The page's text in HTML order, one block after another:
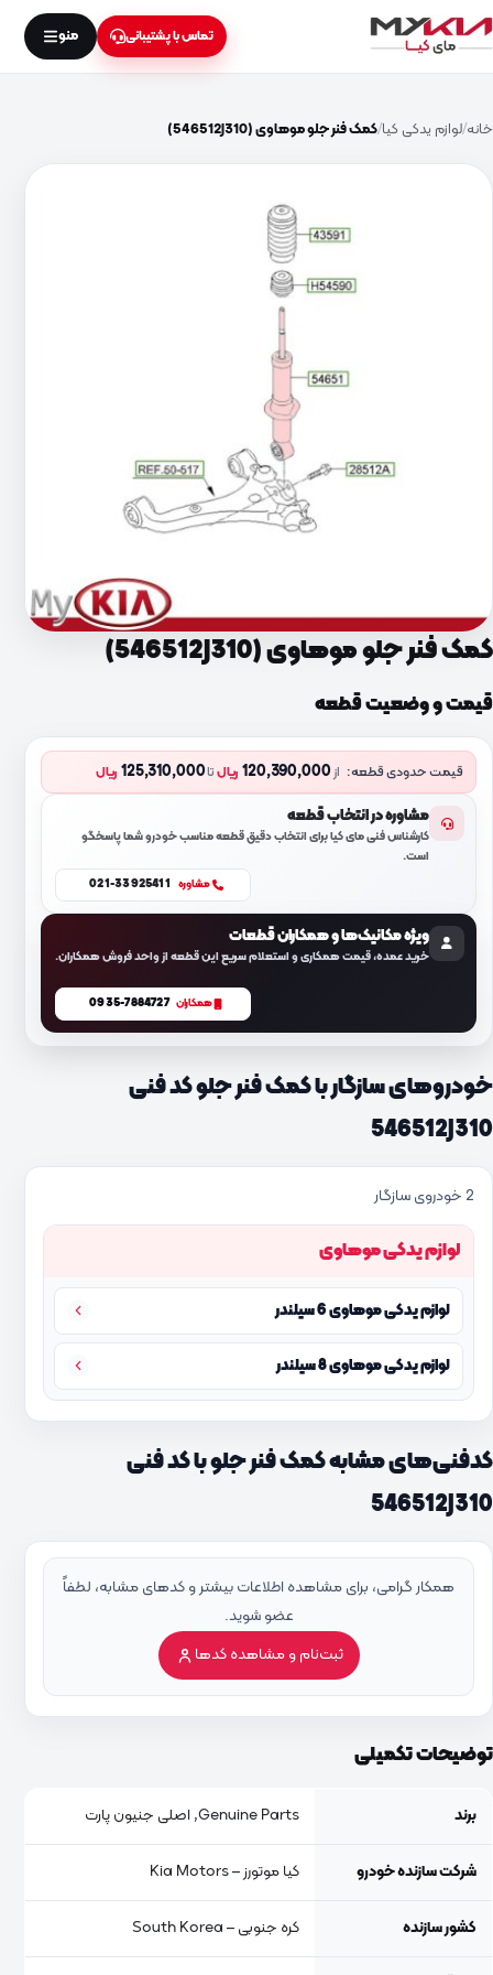
تماس با پشتیبانی منو
خانه لوازم یدکی کیا کمک فنر جلو موهاوی (546512J310)
کمک فنر جلو موهاوی (546512J310)
قیمت و وضعیت قطعه
قیمت حدودی قطعه: از120,390,000 ریالتا125,310,000 ریال
مشاوره در انتخاب قطعه
کارشناس فنی مای کیا برای انتخاب دقیق قطعه مناسب خودرو شما پاسخگو
است.
مشاوره 021-33925411
ویژه مکانیک‌ها و همکاران قطعات
خرید عمده، قیمت همکاری و استعلام سریع این قطعه از واحد فروش همکاران.
همکاران 0935-7884727
خودروهای سازگار با کمک فنر جلو کد فنی
546512J310
2 خودروی سازگار
لوازم یدکی موهاوی
لوازم یدکی موهاوی 6 سیلندر
لوازم یدکی موهاوی 8 سیلندر
کدفنی‌های مشابه کمک فنر جلو با کد فنی
546512J310
همکار گرامی، برای مشاهده اطلاعات بیشتر و کدهای مشابه، لطفاً
عضو شوید.
ثبت‌نام و مشاهده کدها
توضیحات تکمیلی
برند Genuine Parts, اصلی جنیون پارت
شرکت سازنده خودرو کیا موتورز – Kia Motors
کشور سازنده کره جنوبی – South Korea